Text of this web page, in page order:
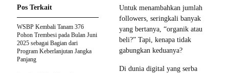
Untuk menambahkan jumlah
followers, seringkali banyak
yang bertanya, “organik atau
beli?” Tapi, kenapa tidak
gabungkan keduanya?
Di dunia digital yang serba
Pos Terkait
WSBP Kembali Tanam 376
Pohon Trembesi pada Bulan Juni
2025 sebagai Bagian dari
Program Keberlanjutan Jangka
Panjang